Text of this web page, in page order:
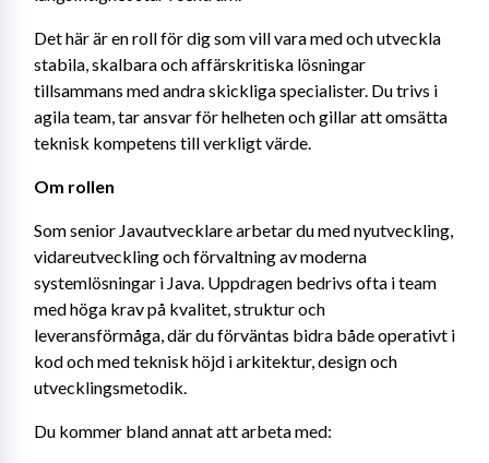
Det här är en roll för dig som vill vara med och utveckla
stabila, skalbara och affärskritiska lösningar
tillsammans med andra skickliga specialister. Du trivs i
agila team, tar ansvar för helheten och gillar att omsätta
teknisk kompetens till verkligt värde.
Om rollen
Som senior Javautvecklare arbetar du med nyutveckling,
vidareutveckling och förvaltning av moderna
systemlösningar i Java. Uppdragen bedrivs ofta i team
med höga krav på kvalitet, struktur och
leveransförmåga, där du förväntas bidra både operativt i
kod och med teknisk höjd i arkitektur, design och
utvecklingsmetodik.
Du kommer bland annat att arbeta med: